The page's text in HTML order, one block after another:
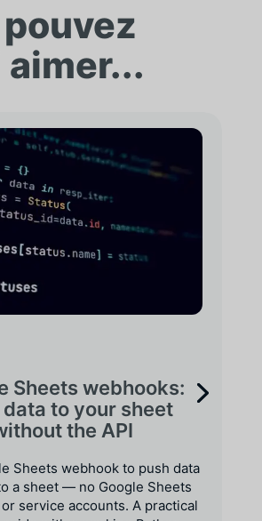
Sheets webhooks:
data to your sheet
the API
Sheets webhook to push data
a sheet — no Google Sheets
or service accounts. A practical